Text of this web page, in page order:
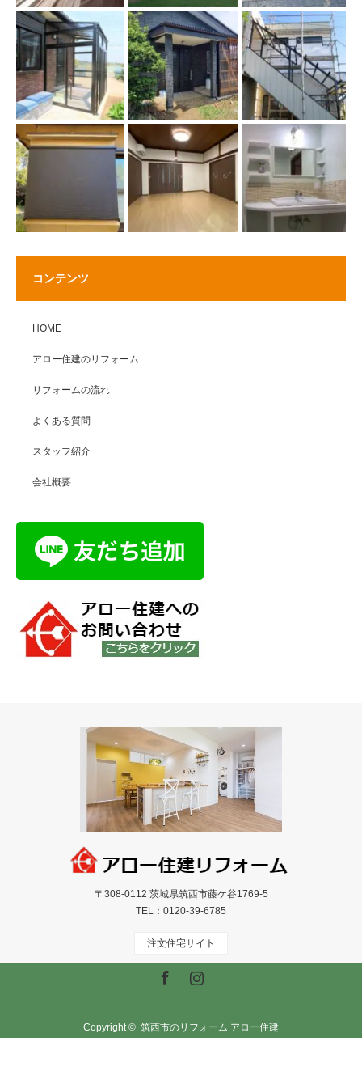
コンテンツ
HOME
アロー住建のリフォーム
リフォームの流れ
よくある質問
スタッフ紹介
会社概要
〒308-0112 茨城県筑西市藤ケ谷1769-5
TEL： 0120-39-6785
注文住宅サイト
Copyright © 筑西市のリフォーム アロー住建